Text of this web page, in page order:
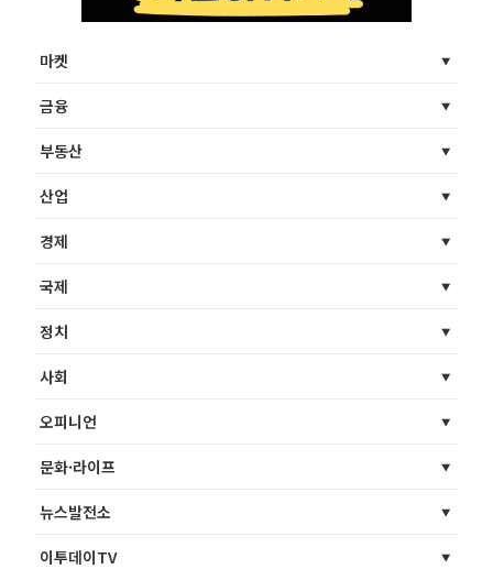
마켓
금융
부동산
산업
경제
국제
정치
사회
오피니언
문화·라이프
뉴스발전소
이투데이TV